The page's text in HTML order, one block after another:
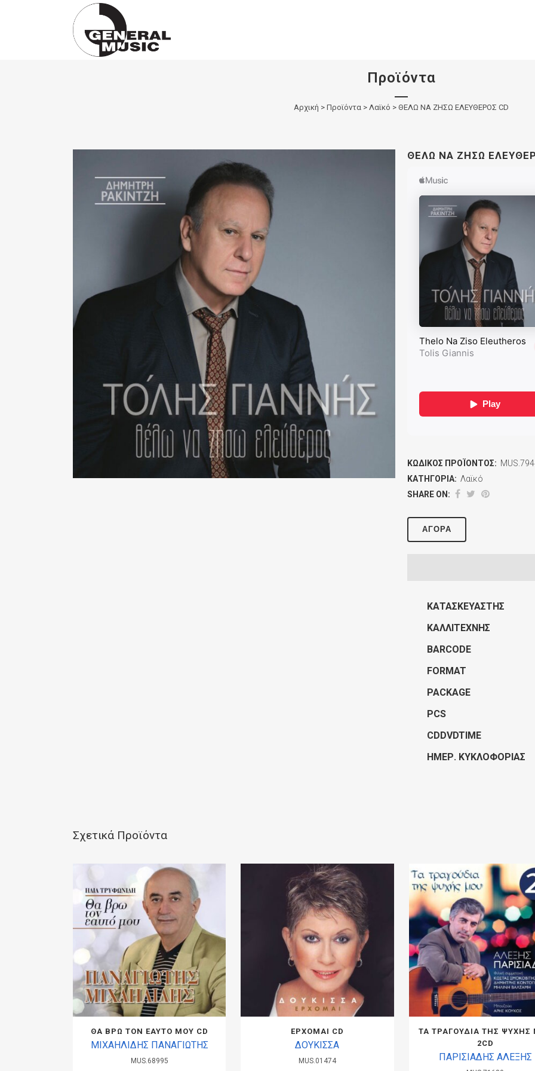
Products
Προϊόντα
Αρχική > Προϊόντα > Λαϊκό > ΘΕΛΩ ΝΑ ΖΗΣΩ ΕΛΕΥΘΕΡΟΣ CD
ΘΕΛΩ ΝΑ ΖΗΣΩ
ΚΩΔΙΚΌΣ ΠΡΟΪΌΝΤΟΣ:
ΚΑΤΗΓΟΡΊΑ: Λαϊκό
SHARE ON:
ΑΓΟΡΆ
ΚΑΤΑΣΚΕΥΑΣΤΉΣ
ΚΑΛΛΙΤΈΧΝΗΣ
BARCODE
FORMAT
PACKAGE
PCS
CDDVDTIME
ΗΜΕΡ. ΚΥΚΛΟΦΟΡΊΑΣ
Σχετικά Προϊόντα
ΘΑ ΒΡΩ ΤΟΝ ΕΑΥΤΟ ΜΟΥ CD
ΜΙΧΑΗΛΙΔΗΣ ΠΑΝΑΓΙΩΤΗΣ
MUS.68995
ΕΡΧΟΜΑΙ CD
ΔΟΥΚΙΣΣΑ
MUS.01474
ΤΑ ΤΡΑΓΟΥΔΙΑ ΤΗΣ ΨΥΧΗΣ
2CD
ΠΑΡΙΣΙΑΔΗΣ ΑΛΕΞΗΣ